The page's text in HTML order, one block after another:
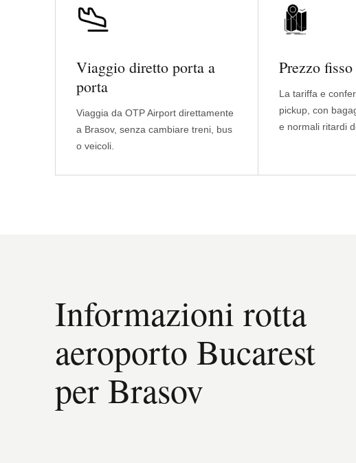
Viaggio diretto porta a
porta
Viaggia da OTP Airport direttamente
a Brasov, senza cambiare treni, bus
o veicoli.
Prezzo
La tariffa e
pickup, con
e normali ritardi
Informazioni rotta
aeroporto Bucarest
per Brasov